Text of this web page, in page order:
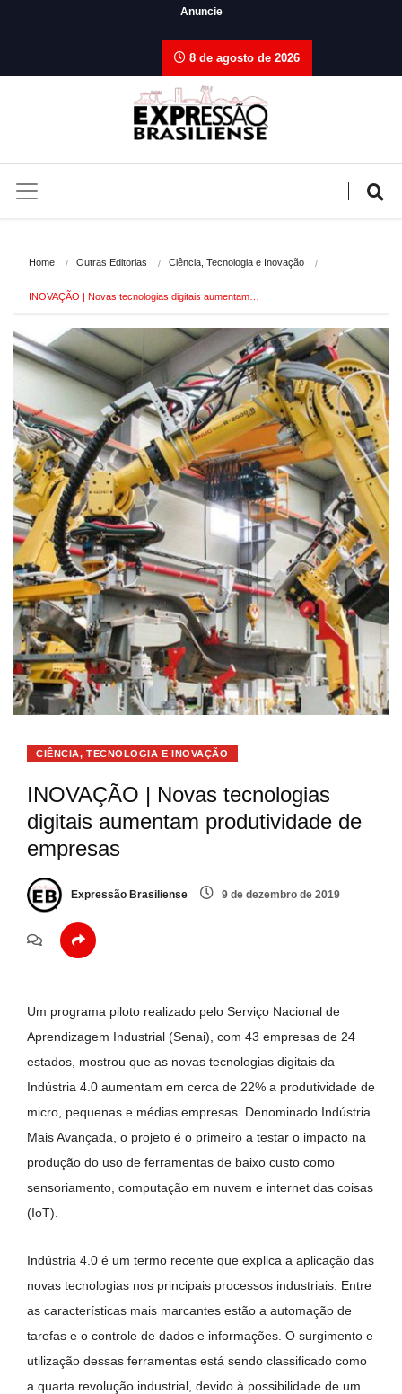
Anuncie
8 de agosto de 2026
Home Outras Editorias Ciência, Tecnologia e Inovação
INOVAÇÃO | Novas tecnologias digitais aumentam…
CIÊNCIA, TECNOLOGIA E INOVAÇÃO
INOVAÇÃO | Novas tecnologias
digitais aumentam produtividade de
empresas
Expressão Brasiliense 9 de dezembro de 2019
Um programa piloto realizado pelo Serviço Nacional de
Aprendizagem Industrial (Senai), com 43 empresas de 24
estados, mostrou que as novas tecnologias digitais da
Indústria 4.0 aumentam em cerca de 22% a produtividade de
micro, pequenas e médias empresas. Denominado Indústria
Mais Avançada, o projeto é o primeiro a testar o impacto na
produção do uso de ferramentas de baixo custo como
sensoriamento, computação em nuvem e internet das coisas
(IoT).
Indústria 4.0 é um termo recente que explica a aplicação das
novas tecnologias nos principais processos industriais. Entre
as características mais marcantes estão a automação de
tarefas e o controle de dados e informações. O surgimento e
utilização dessas ferramentas está sendo classificado como
a quarta revolução industrial, devido à possibilidade de um